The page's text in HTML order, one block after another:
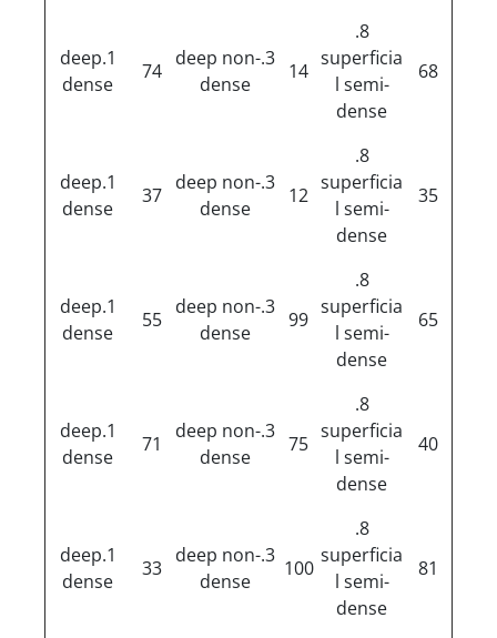
68
8.
superficia
l semi-
dense
14
3.deep non-
dense
74
1.deep
dense
35
8.
superficia
l semi-
dense
12
3.deep non-
dense
37
1.deep
dense
65
8.
superficia
l semi-
dense
99
3.deep non-
dense
55
1.deep
dense
40
8.
superficia
l semi-
dense
75
3.deep non-
dense
71
1.deep
dense
81
8.
superficia
l semi-
dense
100
3.deep non-
dense
33
1.deep
dense